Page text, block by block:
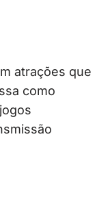
atrações que
como